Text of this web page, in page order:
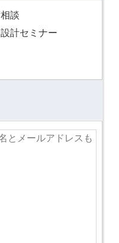
談
設計セミナー